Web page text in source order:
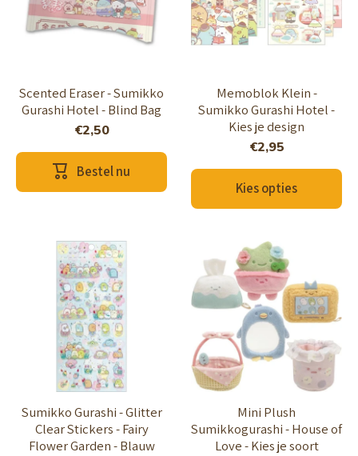
Scented Eraser - Sumikko
Gurashi Hotel - Blind Bag
€2,50
Bestel nu
Memoblok Klein -
Sumikko Gurashi Hotel -
Kies je design
€2,95
Kies opties
Sumikko Gurashi - Glitter
Clear Stickers - Fairy
Flower Garden - Blauw
Mini Plush
Sumikkogurashi - House of
Love - Kies je soort